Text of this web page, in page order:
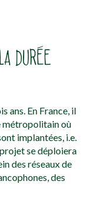
DURÉE
ans. En France, il
métropolitain où
implantées, i.e.
se déploiera
des réseaux de
des